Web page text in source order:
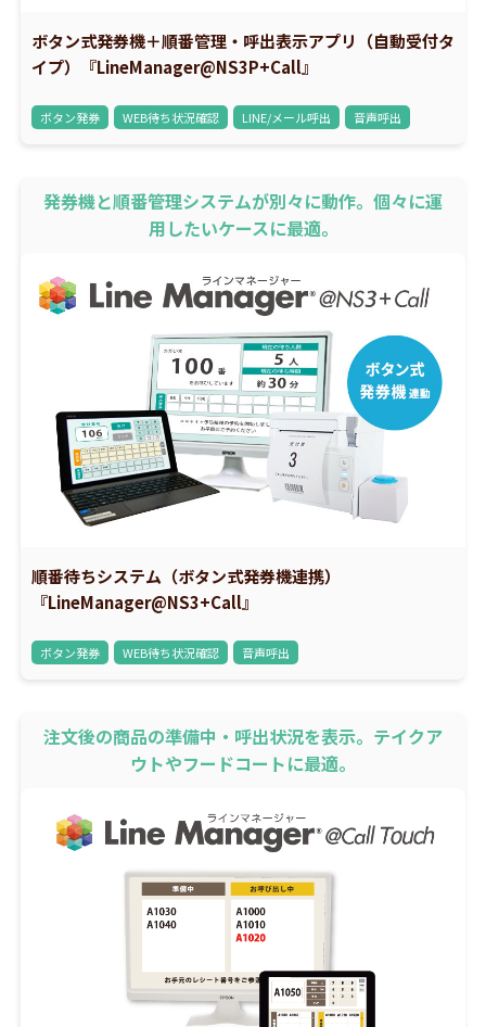
ボタン式発券機＋順番管理・呼出表示アプリ（自動受付タ
イプ）『LineManager@NS3P+Call』
ボタン発券 WEB待ち状況確認 LINE/メール呼出 音声呼出
発券機と順番管理システムが別々に動作。個々に運
用したいケースに最適。
順番待ちシステム（ボタン式発券機連携）
『LineManager@NS3+Call』
ボタン発券 WEB待ち状況確認 音声呼出
注文後の商品の準備中・呼出状況を表示。テイクア
ウトやフードコートに最適。